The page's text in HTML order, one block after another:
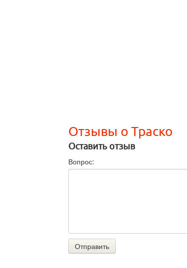
Отзывы о Траско
Оставить отзыв
Вопрос:
Отправить